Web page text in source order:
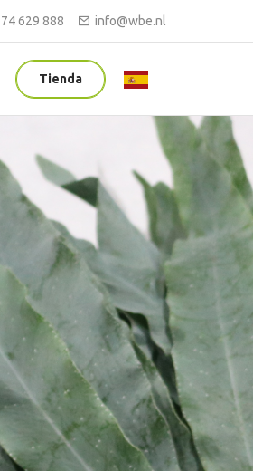
629 888 info@wbe.nl
Tienda